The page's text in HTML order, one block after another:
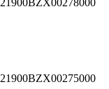
21900BZX00278000
21900BZX00275000